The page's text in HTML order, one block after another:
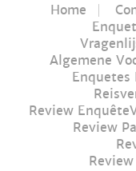
Home
Algemene
Enquetes
Review
Review